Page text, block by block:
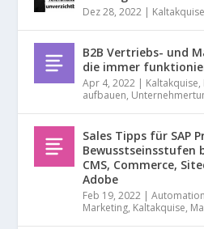
Dez 28, 2022 | Kaltakquise
B2B Vertriebs- und
die immer
Apr 4, 2022 | Kaltakquise,
aufbauen,
Sales Tipps für SAP
Bewusstseinsstufen
CMS, Commerce,
Adobe
Feb 19, 2022 |Automation
Marketing, Kaltakquise,